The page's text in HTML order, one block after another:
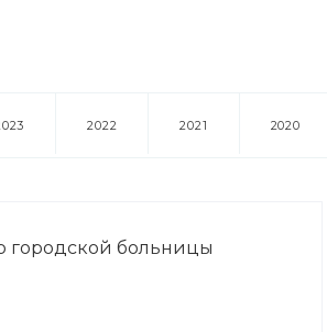
2022 2021 2020
городской больницы